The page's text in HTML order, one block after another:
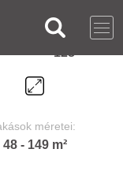
összes lakás:
128
méretei:
48 - 149 m²